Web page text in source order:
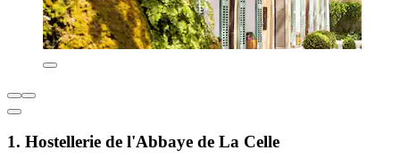
1. Hostellerie de l'Abbaye de La Celle